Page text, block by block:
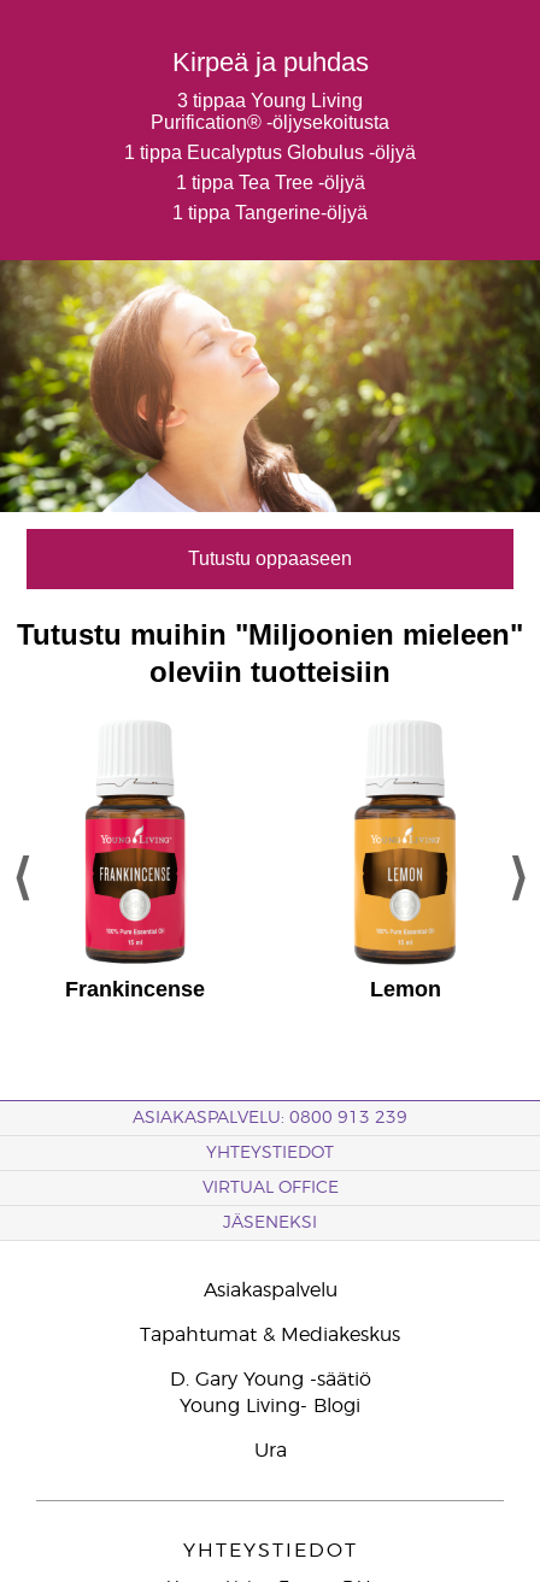
Kirpeä ja puhdas
3 tippaa Young Living
Purification® -öljysekoitusta
1 tippa Eucalyptus Globulus -öljyä
1 tippa Tea Tree -öljyä
1 tippa Tangerine-öljyä
Tutustu oppaaseen
Tutustu muihin "Miljoonien mieleen"
oleviin tuotteisiin
Frankincense ​ Lemon
ASIAKASPALVELU: 0800 913 239
YHTEYSTIEDOT
VIRTUAL OFFICE
JÄSENEKSI
Asiakaspalvelu
Tapahtumat & Mediakeskus
D. Gary Young -säätiö
Young Living- Blogi
Ura
YHTEYSTIEDOT